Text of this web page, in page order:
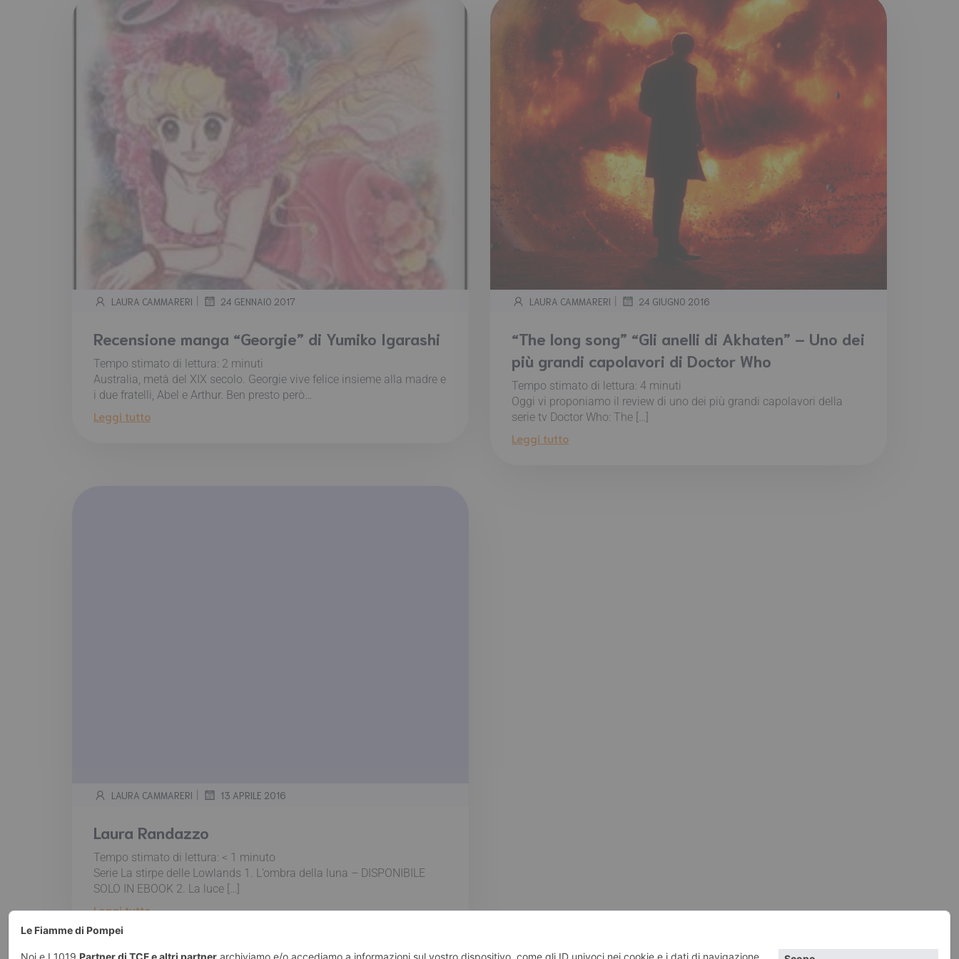
LAURA CAMMARERI | 24 GENNAIO 2017
Recensione manga “Georgie” di Yumiko Igarashi
Tempo stimato di lettura: 2 minuti
Australia, metà del XIX secolo. Georgie vive felice insieme alla madre e
i due fratelli, Abel e Arthur. Ben presto però…
Leggi tutto
LAURA CAMMARERI | 24 GIUGNO 2016
“The long song” “Gli anelli di Akhaten” – Uno dei
più grandi capolavori di Doctor Who
Tempo stimato di lettura: 4 minuti
Oggi vi proponiamo il review di uno dei più grandi capolavori della
serie tv Doctor Who: The […]
Leggi tutto
LAURA CAMMARERI | 13 APRILE 2016
Laura Randazzo
Tempo stimato di lettura: < 1 minuto
Serie La stirpe delle Lowlands 1. L’ombra della luna – DISPONIBILE
SOLO IN EBOOK 2. La luce […]
Leggi tutto